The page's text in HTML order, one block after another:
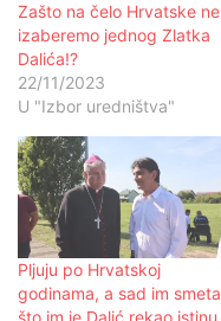
Zašto na čelo Hrvatske ne
izaberemo jednog Zlatka
Dalića!?
22/11/2023
U "Izbor uredništva"
Pljuju po Hrvatskoj
godinama, a sad im smeta
što im je Dalić rekao istinu